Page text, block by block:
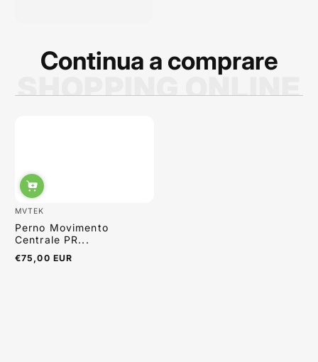
Continua a comprare
SHOPPING ONLINE
MVTEK
Perno Movimento
Centrale PR...
Prezzo
€75,00 EUR